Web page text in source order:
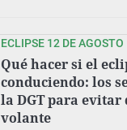
ECLIPSE 12 DE AGOSTO
Qué hacer si el
conduciendo: los
la DGT para
volante